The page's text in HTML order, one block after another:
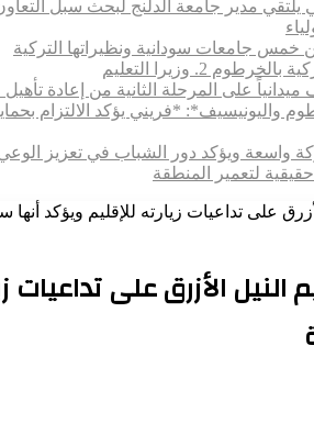
مدير جامعة الدلنج لبحث سبل
خمس جامعات سودانية ونظيراتها التركية
2. وزيرا التعليم
على المرحلة الثانية من إعادة
واليونيسيف*: *​فريني يؤكد
واسعة ويؤكد دور الشباب في تعزيز
لتعمير المنطقة
على تداعيات زيارته للإقليم ويؤكد
الأزرق على